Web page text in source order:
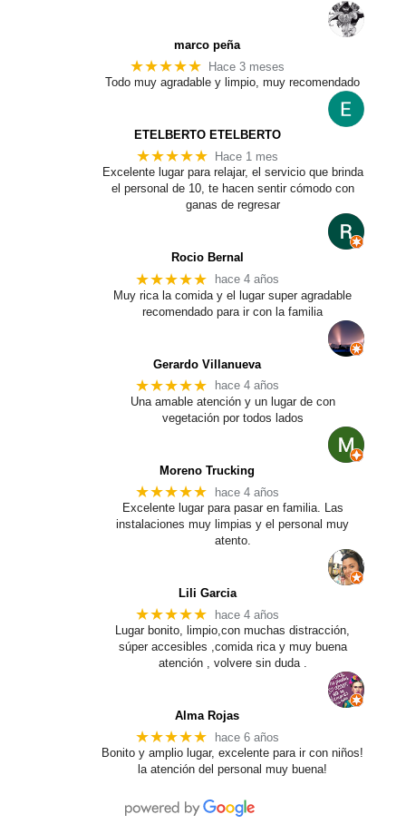
marco peña
★★★★★
Hace 3 meses
Todo muy agradable y limpio, muy recomendado
ETELBERTO ETELBERTO
★★★★★
Hace 1 mes
Excelente lugar para relajar, el servicio que brinda
el personal de 10, te hacen sentir cómodo con
ganas de regresar
Rocio Bernal
★★★★★
hace 4 años
Muy rica la comida y el lugar super agradable
recomendado para ir con la familia
Gerardo Villanueva
★★★★★
hace 4 años
Una amable atención y un lugar de con
vegetación por todos lados
Moreno Trucking
★★★★★
hace 4 años
Excelente lugar para pasar en familia. Las
instalaciones muy limpias y el personal muy
atento.
Lili Garcia
★★★★★
hace 4 años
Lugar bonito, limpio,con muchas distracción,
súper accesibles ,comida rica y muy buena
atención , volvere sin duda .
Alma Rojas
★★★★★
hace 6 años
Bonito y amplio lugar, excelente para ir con niños!
la atención del personal muy buena!